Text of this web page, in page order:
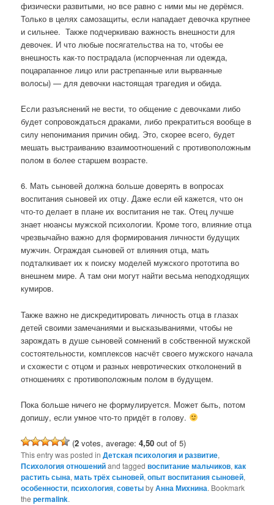
физически развитыми, но все равно с ними мы не дерёмся.
Только в целях самозащиты, если нападает девочка крупнее
и сильнее. Также подчеркиваю важность внешности для
девочек. И что любые посягательства на то, чтобы ее
внешность как-то пострадала (испорченная ли одежда,
поцарапанное лицо или растрепанные или вырванные
волосы) — для девочки настоящая трагедия и обида.
Если разъяснений не вести, то общение с девочками либо
будет сопровождаться драками, либо прекратиться вообще в
силу непонимания причин обид. Это, скорее всего, будет
мешать выстраиванию взаимоотношений с противоположным
полом в более старшем возрасте.
6. Мать сыновей должна больше доверять в вопросах
воспитания сыновей их отцу. Даже если ей кажется, что он
что-то делает в плане их воспитания не так. Отец лучше
знает нюансы мужской психологии. Кроме того, влияние отца
чрезвычайно важно для формирования личности будущих
мужчин. Ограждая сыновей от влияния отца, мать
подталкивает их к поиску моделей мужского прототипа во
внешнем мире. А там они могут найти весьма неподходящих
кумиров.
Также важно не дискредитировать личность отца в глазах
детей своими замечаниями и высказываниями, чтобы не
зарождать в душе сыновей сомнений в собственной мужской
состоятельности, комплексов насчёт своего мужского начала
и схожести с отцом и разных невротических отколонений в
отношениях с противоположным полом в будущем.
Пока больше ничего не формулируется. Может быть, потом
допишу, если умное что-то придёт в голову.
(2 votes, average:4,50 out of 5)
This entry was posted inДетская психология и развитие,
Психология отношенийand taggedвоспитание мальчиков,как
растить сына,мать трёх сыновей,опыт воспитания сыновей,
особенности,психология,советыbyАнна Михнина. Bookmark
thepermalink.